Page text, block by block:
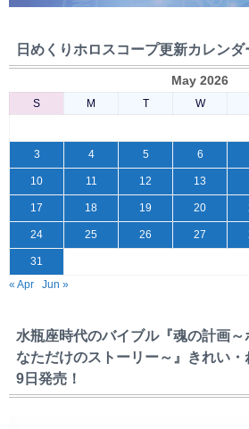
日めくりホロスコープ更新カレンダ
May 2026
S M T W
3 4 5 6
10 11 12 13
17 18 19 20
24 25 26 27
31
« Apr
Jun »
水瓶座時代のバイブル『魂の計画
なただけのストーリー～』きれい・
9日発売！